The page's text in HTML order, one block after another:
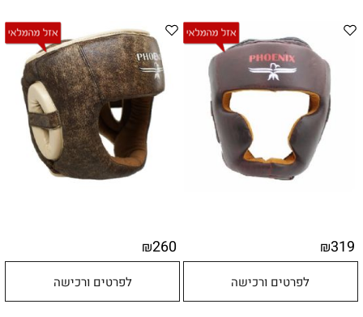
₪319
לפרטים ורכישה
₪260
לפרטים ורכישה